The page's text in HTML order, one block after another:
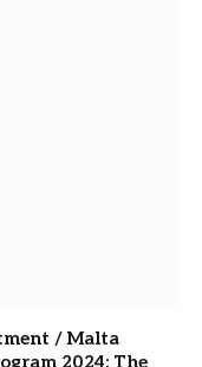
/ Malta
2024: The